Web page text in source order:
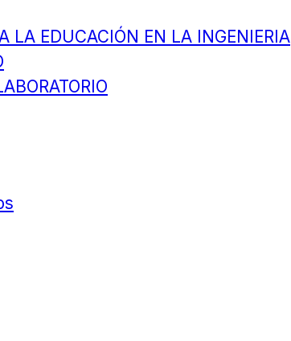
LA EDUCACIÓN EN LA INGENIERIA